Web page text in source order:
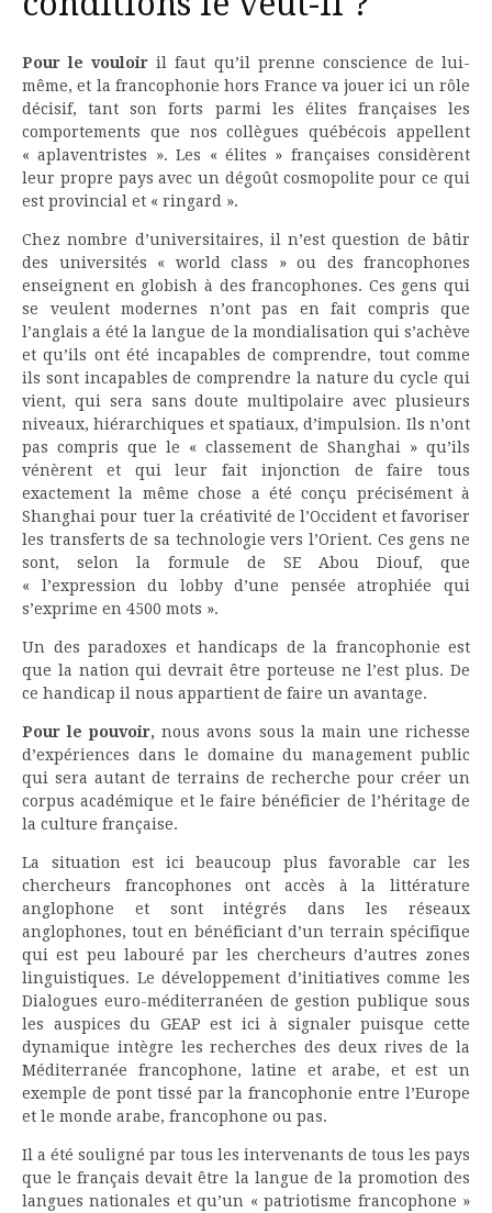
Pour le vouloir il faut qu’il prenne conscience de lui-
même, et la francophonie hors France va jouer ici un rôle
décisif, tant son forts parmi les élites françaises les
comportements que nos collègues québécois appellent
« aplaventristes ». Les « élites » françaises considèrent
leur propre pays avec un dégoût cosmopolite pour ce qui
est provincial et « ringard ».
Chez nombre d’universitaires, il n’est question de bâtir
des universités « world class » ou des francophones
enseignent en globish à des francophones. Ces gens qui
se veulent modernes n’ont pas en fait compris que
l’anglais a été la langue de la mondialisation qui s’achève
et qu’ils ont été incapables de comprendre, tout comme
ils sont incapables de comprendre la nature du cycle qui
vient, qui sera sans doute multipolaire avec plusieurs
niveaux, hiérarchiques et spatiaux, d’impulsion. Ils n’ont
pas compris que le « classement de Shanghai » qu’ils
vénèrent et qui leur fait injonction de faire tous
exactement la même chose a été conçu précisément à
Shanghai pour tuer la créativité de l’Occident et favoriser
les transferts de sa technologie vers l’Orient. Ces gens ne
sont, selon la formule de SE Abou Diouf, que
« l’expression du lobby d’une pensée atrophiée qui
s’exprime en 4500 mots ».
Un des paradoxes et handicaps de la francophonie est
que la nation qui devrait être porteuse ne l’est plus. De
ce handicap il nous appartient de faire un avantage.
Pour le pouvoir, nous avons sous la main une richesse
d’expériences dans le domaine du management public
qui sera autant de terrains de recherche pour créer un
corpus académique et le faire bénéficier de l’héritage de
la culture française.
La situation est ici beaucoup plus favorable car les
chercheurs francophones ont accès à la littérature
anglophone et sont intégrés dans les réseaux
anglophones, tout en bénéficiant d’un terrain spécifique
qui est peu labouré par les chercheurs d’autres zones
linguistiques. Le développement d’initiatives comme les
Dialogues euro-méditerranéen de gestion publique sous
les auspices du GEAP est ici à signaler puisque cette
dynamique intègre les recherches des deux rives de la
Méditerranée francophone, latine et arabe, et est un
exemple de pont tissé par la francophonie entre l’Europe
et le monde arabe, francophone ou pas.
Il a été souligné par tous les intervenants de tous les pays
que le français devait être la langue de la promotion des
langues nationales et qu’un « patriotisme francophone »